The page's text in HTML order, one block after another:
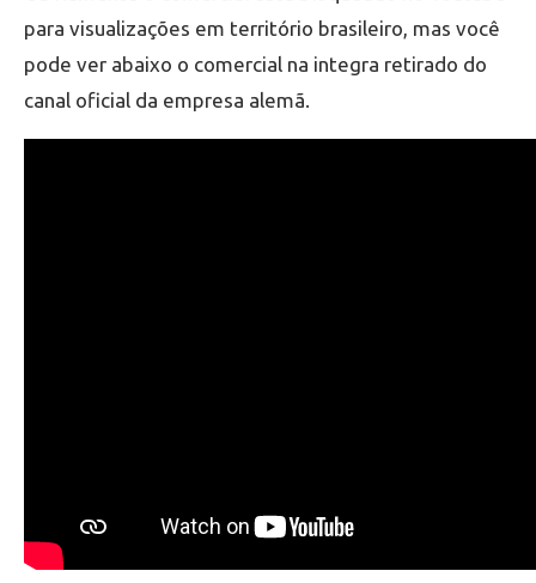
para visualizações em território brasileiro, mas você
pode ver abaixo o comercial na integra retirado do
canal oficial da empresa alemã.